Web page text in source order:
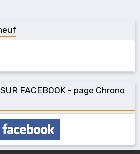
FACEBOOK - page Chrono